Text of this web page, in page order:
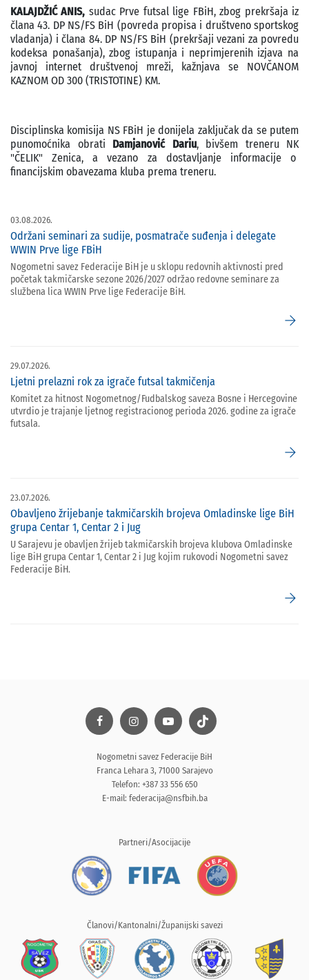
KALAJDŽIĆ ANIS, sudac Prve futsal lige FBiH, zbog prekršaja iz
člana 43. DP NS/FS BiH (povreda propisa i društveno sportskog
vladanja) i člana 84. DP NS/FS BiH (prekršaji vezani za povredu
kodeksa ponašanja), zbog istupanja i neprimjerenih izjava na
javnoj internet društvenoj mreži, kažnjava se NOVČANOM
KAZNOM OD 300 (TRISTOTINE) KM.
Disciplinska komisija NS FBiH je donijela zaključak da se putem
punomoćnika obrati Damjanović Dariu, bivšem treneru NK
"ČELIK" Zenica, a vezano za dostavljanje informacije o
financijskim obavezama kluba prema treneru.
03.08.2026.
Održani seminari za sudije, posmatrače suđenja i delegate
WWIN Prve lige FBiH
Nogometni savez Federacije BiH je u sklopu redovnih aktivnosti pred
početak takmičarske sezone 2026/2027 održao redovne seminare za
službena lica WWIN Prve lige Federacije BiH.
arrow_forward
29.07.2026.
Ljetni prelazni rok za igrače futsal takmičenja
Komitet za hitnost Nogometnog/Fudbalskog saveza Bosne i Hercegovine
utvrdio je trajanje ljetnog registracionog perioda 2026. godine za igrače
futsala.
arrow_forward
23.07.2026.
Obavljeno žrijebanje takmičarskih brojeva Omladinske lige BiH
grupa Centar 1, Centar 2 i Jug
U Sarajevu je obavljen žrijeb takmičarskih brojeva klubova Omladinske
lige BiH grupa Centar 1, Centar 2 i Jug kojim rukovodi Nogometni savez
Federacije BiH.
arrow_forward
Nogometni savez Federacije BiH
Franca Lehara 3, 71000 Sarajevo
Telefon: +387 33 556 650
E-mail: federacija@nsfbih.ba
Partneri/Asocijacije
Članovi/Kantonalni/Županijski savezi